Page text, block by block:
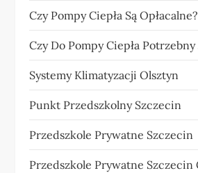
Czy Pompy Ciepła Są Opłacalne?
Czy Do Pompy Ciepła
Systemy Klimatyzacji Olsztyn
Punkt Przedszkolny Szczecin
Przedszkole Prywatne Szczecin
Przedszkole Prywatne Szczecin